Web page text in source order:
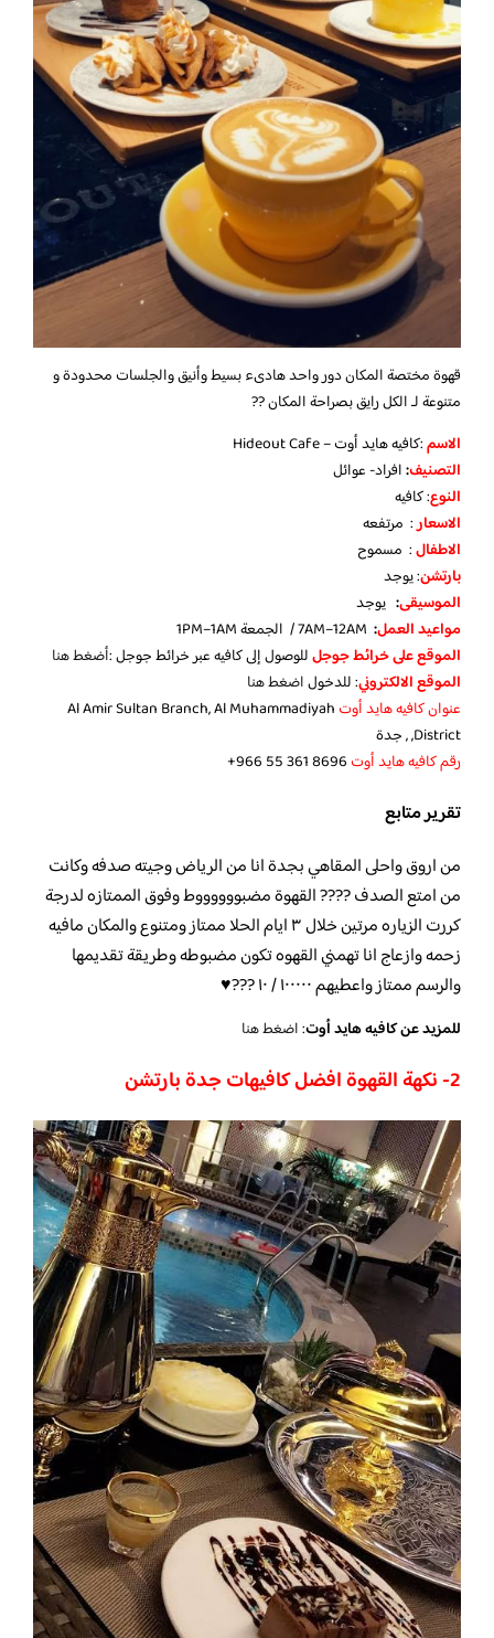
قهوة مختصة ‏المكان دور واحد هادىء بسيط وأنيق ‏والجلسات محدودة و
متنوعة لـ الكل ‏رايق بصراحة المكان ??
الاسم:كافيه هايد أوت – Hideout Cafe
التصنيف:افراد- عوائل
النوع: كافيه
الاسعار: مرتفعه
الاطفال: مسموح
بارتشن: يوجد
الموسيقى: يوجد
مواعيد العمل: 7AM–12AM / الجمعة 1PM–1AM
الموقع على خرائط جوجلللوصول إلى كافيه عبر خرائط جوجل :أضغط هنا
الموقع الالكتروني: للدخولاضغط هنا
عنوان كافيه هايد أوتAl Amir Sultan Branch, Al Muhammadiyah
District, , جدة
رقم كافيه هايد أوت‪+966 55 361 8696‬‏
تقرير متابع
من اروق واحلى المقاهي بجدة انا من الرياض وجيته صدفه وكانت
من امتع الصدف ???? القهوة مضبووووووط وفوق الممتازه لدرجة
كررت الزياره مرتين خلال ٣ ايام الحلا ممتاز ومتنوع والمكان مافيه
زحمه وازعاج انا تهمني القهوه تكون مضبوطه وطريقة تقديمها
والرسم ممتاز واعطيهم ١٠٠٠٠٠ / ١٠ ???♥️
للمزيد عن كافيه هايد أوت:اضغط هنا
2- نكهة القهوة افضل كافيهات جدة بارتشن